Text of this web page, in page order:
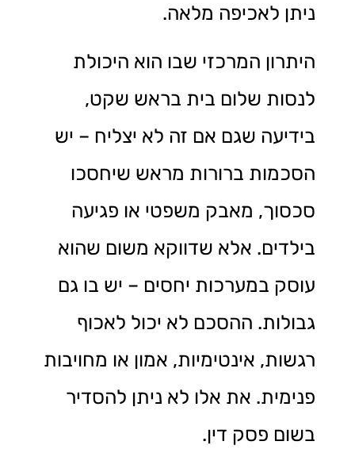
ניתן לאכיפה מלאה.
היתרון המרכזי שבו הוא היכולת
לנסות שלום בית בראש שקט,
בידיעה שגם אם זה לא יצליח – יש
הסכמות ברורות מראש שיחסכו
סכסוך, מאבק משפטי או פגיעה
בילדים. אלא שדווקא משום שהוא
עוסק במערכות יחסים – יש בו גם
גבולות. ההסכם לא יכול לאכוף
רגשות, אינטימיות, אמון או מחויבות
פנימית. את אלו לא ניתן להסדיר
בשום פסק דין.